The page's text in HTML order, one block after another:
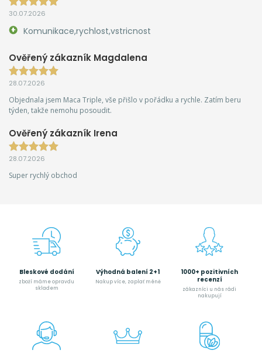
30.07.2026
Komunikace,rychlost,vstricnost
Ověřený zákazník Magdalena
28.07.2026
Objednala jsem Maca Triple, vše přišlo v pořádku a rychle. Zatím beru
týden, takže nemohu posoudit.
Ověřený zákazník Irena
28.07.2026
Super rychlý obchod
Bleskové dodání
zboží máme opravdu
skladem
Výhodná balení 2+1
Nakup více, zaplať méně
1000+ pozitivních
recenzí
zákazníci u nás rádi
nakupují